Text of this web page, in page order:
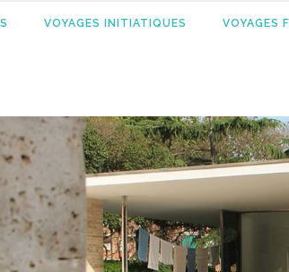
VOYAGES INITIATIQUES VOYAGES